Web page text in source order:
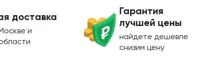
доставка
и
Гарантия
лучшей цены
найдете дешевле
снизим цену